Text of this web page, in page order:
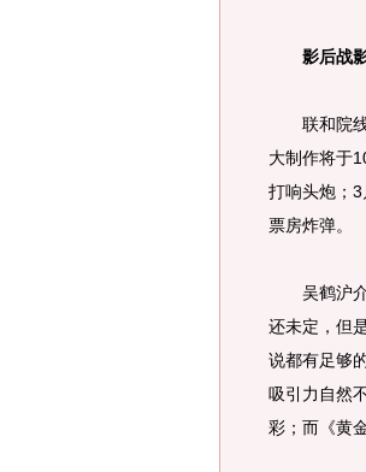
影后战
联和院线
大制作将于
打响头炮；
票房炸弹。
吴鹤沪介
还未定，但
说都有足够
吸引力自然
彩；而《黄